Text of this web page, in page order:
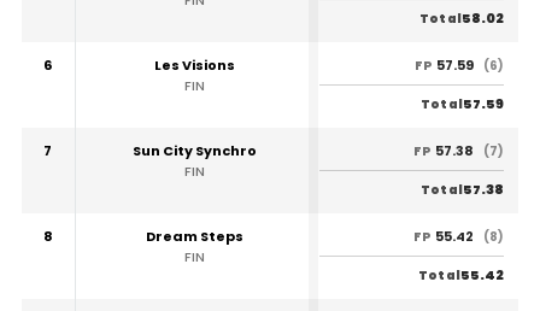
Total58.02
6
Les Visions
FIN
FP 57.59 (6)
Total57.59
7
Sun City Synchro
FIN
FP 57.38 (7)
Total57.38
8
Dream Steps
FIN
FP 55.42 (8)
Total55.42